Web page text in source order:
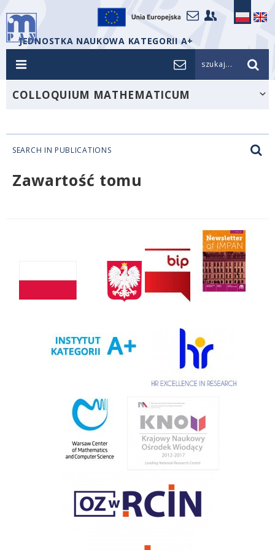
JEDNOSTKA NAUKOWA KATEGORII A+
szukaj...
COLLOQUIUM MATHEMATICUM
SEARCH IN PUBLICATIONS
Zawartość tomu